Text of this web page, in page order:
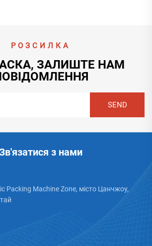
РОЗСИЛКА
ЗАЛИШТЕ НАМ
з нами
Packing Machine Zone, місто Цанчжоу,